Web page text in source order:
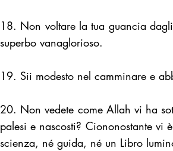
18. Non voltare la tua guancia
superbo vanaglorioso.
19. Sii modesto nel camminare e
20. Non vedete come Allah vi ha
palesi e nascosti? Ciononostante
scienza, né guida, né un Libro